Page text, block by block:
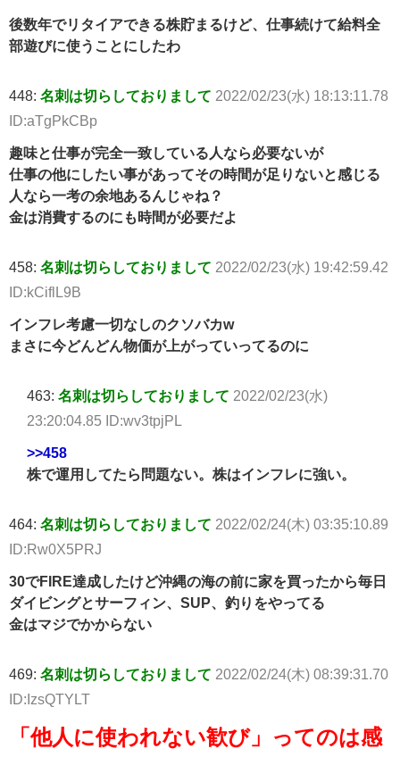
後数年でリタイアできる株貯まるけど、仕事続けて給料全
部遊びに使うことにしたわ
448: 名刺は切らしておりまして 2022/02/23(水) 18:13:11.78
ID:aTgPkCBp
趣味と仕事が完全一致している人なら必要ないが
仕事の他にしたい事があってその時間が足りないと感じる
人なら一考の余地あるんじゃね？
金は消費するのにも時間が必要だよ
458: 名刺は切らしておりまして 2022/02/23(水) 19:42:59.42
ID:kCiflL9B
インフレ考慮一切なしのクソバカw
まさに今どんどん物価が上がっていってるのに
463: 名刺は切らしておりまして 2022/02/23(水)
23:20:04.85 ID:wv3tpjPL
>>458
株で運用してたら問題ない。株はインフレに強い。
464: 名刺は切らしておりまして 2022/02/24(木) 03:35:10.89
ID:Rw0X5PRJ
30でFIRE達成したけど沖縄の海の前に家を買ったから毎日
ダイビングとサーフィン、SUP、釣りをやってる
金はマジでかからない
469: 名刺は切らしておりまして 2022/02/24(木) 08:39:31.70
ID:IzsQTYLT
「他人に使われない歓び」ってのは感